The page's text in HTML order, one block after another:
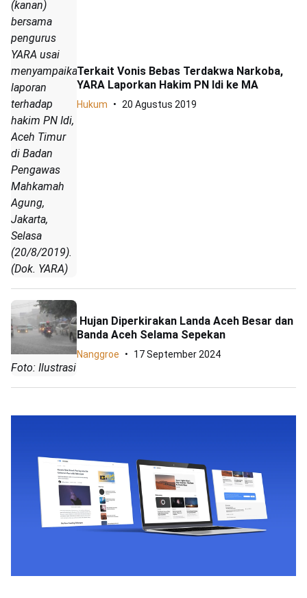
(kanan)
bersama
pengurus
YARA usai
menyampaikan
laporan
terhadap
hakim PN Idi,
Aceh Timur
di Badan
Pengawas
Mahkamah
Agung,
Jakarta,
Selasa
(20/8/2019).
(Dok. YARA)
Terkait Vonis Bebas Terdakwa Narkoba,
YARA Laporkan Hakim PN Idi ke MA
Hukum 20 Agustus 2019
Foto: Ilustrasi
Hujan Diperkirakan Landa Aceh Besar dan
Banda Aceh Selama Sepekan
Nanggroe 17 September 2024